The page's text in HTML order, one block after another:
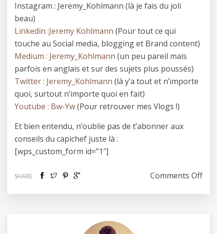
Instagram : Jeremy_Kohlmann (là je fais du joli
beau)
Linkedin :Jeremy Kohlmann (Pour tout ce qui
touche au Social media, blogging et Brand content)
Medium : Jeremy_Kohlmann (un peu pareil mais
parfois en anglais et sur des sujets plus poussés)
Twitter : Jeremy_Kohlmann (là y’a tout et n’importe
quoi, surtout n’importe quoi en fait)
Youtube : Bw-Yw(Pour retrouver mes Vlogs !)
Et bien entendu, n’oublie pas de t’abonner aux
conseils du capichef juste là :
[wps_custom_form id=”1″]
SHARE Comments Offon